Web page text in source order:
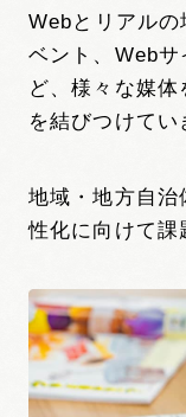
Webとリアルの
ベント、Web
ど、様々な媒
を結びつけてい
地域・地方自治
性化に向けて課